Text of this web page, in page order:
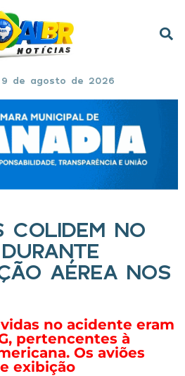
9 de agosto de 2026
COLIDEM NO
AÉREA NOS
no acidente eram
pertencentes à
Os aviões
exibição